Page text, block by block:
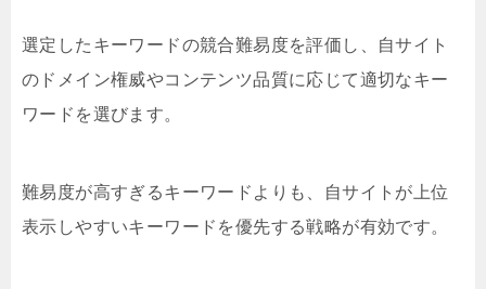
選定したキーワードの競合難易度を評価し、自サイト
のドメイン権威やコンテンツ品質に応じて適切なキー
ワードを選びます。
難易度が高すぎるキーワードよりも、自サイトが上位
表示しやすいキーワードを優先する戦略が有効です。